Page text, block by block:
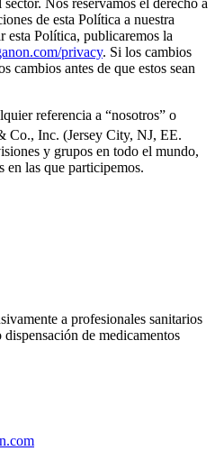
de esta Política a nuestra
esta Política, publicaremos la
privacy. Si los cambios
cambios antes de que estos sean
referencia a “nosotros” o
Co., Inc. (Jersey City, NJ, EE.
y grupos en todo el mundo,
en las que participemos.
a profesionales sanitarios
de medicamentos